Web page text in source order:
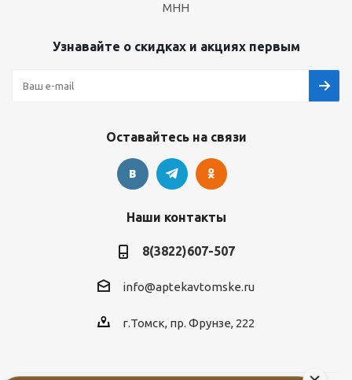
МНН
Узнавайте о скидках и акциях первым
Оставайтесь на связи
Наши контакты
8(3822)607-507
info@aptekavtomske.ru
г.Томск, пр. Фрунзе, 222